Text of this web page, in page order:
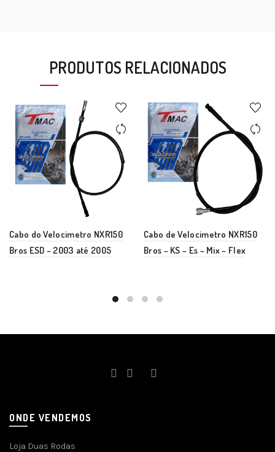
PRODUTOS RELACIONADOS
Cabo do Velocimetro NXR150
Bros ESD – 2003 até 2005
Cabo de Velocimetro NXR150
Bros – KS – Es – Mix – Flex
ONDE VENDEMOS
Loja Duas Rodas